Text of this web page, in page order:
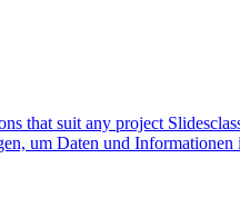
that suit any project
um Daten und